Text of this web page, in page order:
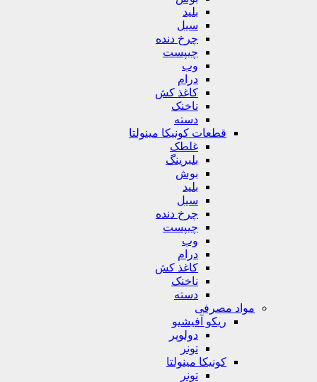
بلید
سیل
چرخ دنده
چیپست
وب
درام
کاغذ کش
ناخنک
دسته
قطعات کونیکا مینولتا
غلطک
بلبرینگ
بوش
بلید
سیل
چرخ دنده
چیپست
وب
درام
کاغذ کش
ناخنک
دسته
مواد مصرفی
ریکو آفیشیو
دولوپر
تونر
کونیکا مینولتا
تونر